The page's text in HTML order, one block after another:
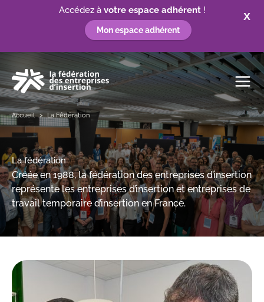
X
Accédez à votre espace adhérent!
Mon espace adhérent
contenu
Accueil La Fédération
La fédération
Créée en 1988, la fédération des entreprises d’insertion
représente les entreprises d’insertion et entreprises de
travail temporaire d’insertion en France.